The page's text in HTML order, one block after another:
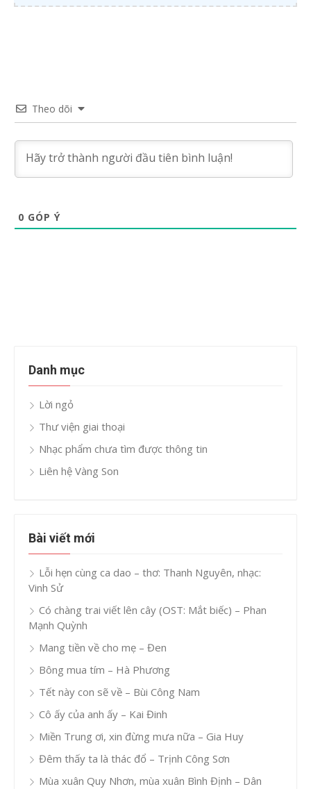
Theo dõi
0 GÓP Ý
Danh mục
Lời ngỏ
Thư viện giai thoại
Nhạc phẩm chưa tìm được thông tin
Liên hệ Vàng Son
Bài viết mới
Lỗi hẹn cùng ca dao – thơ: Thanh Nguyên, nhạc:
Vinh Sử
Có chàng trai viết lên cây (OST: Mắt biếc) – Phan
Mạnh Quỳnh
Mang tiền về cho mẹ – Đen
Bông mua tím – Hà Phương
Tết này con sẽ về – Bùi Công Nam
Cô ấy của anh ấy – Kai Đinh
Miền Trung ơi, xin đừng mưa nữa – Gia Huy
Đêm thấy ta là thác đổ – Trịnh Công Sơn
Mùa xuân Quy Nhơn, mùa xuân Bình Định – Dân